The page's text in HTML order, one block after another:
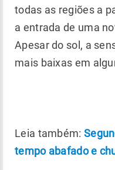
todas as regiões a
a entrada de uma
Apesar do sol, a
mais baixas em
Leia também:
tempo abafado e